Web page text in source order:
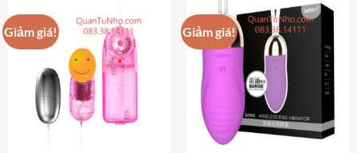
Giảm giá! Giảm giá!